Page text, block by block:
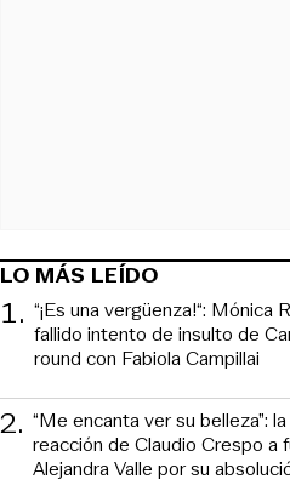
LO MÁS LEÍDO
1. “¡Es una vergüenza!“: Mónica
fallido intento de insulto de
round con Fabiola Campillai
2. “Me encanta ver su belleza”:
reacción de Claudio Crespo a
Alejandra Valle por su